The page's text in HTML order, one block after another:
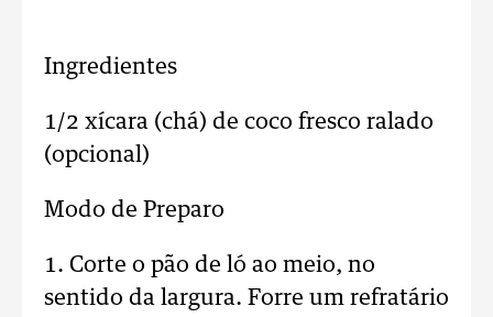
Ingredientes
1/2 xícara (chá) de coco fresco ralado
(opcional)
Modo de Preparo
1. Corte o pão de ló ao meio, no
sentido da largura. Forre um refratário